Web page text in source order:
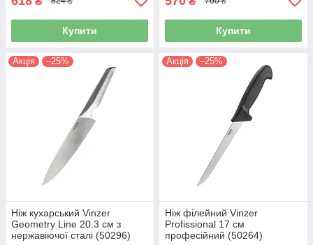
Купити Купити
Акція –25%
Ніж кухарський Vinzer
Geometry Line 20.3 см з
нержавіючої сталі (50296)
Акція –25%
Ніж філейний Vinzer
Profissional 17 см
професійний (50264)